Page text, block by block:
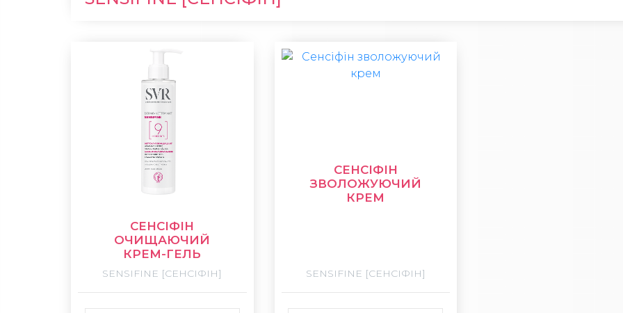
СЕНСІФІН
ОЧИЩАЮЧИЙ
КРЕМ-ГЕЛЬ
SENSIFINE [СЕНСІФІН]
СЕНСІФІН
ЗВОЛОЖУЮЧИЙ
КРЕМ
SENSIFINE [СЕНСІФІН]